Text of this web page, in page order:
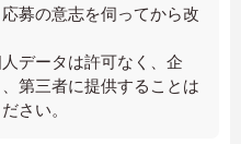
募の意志を伺ってから改
データは許可なく、企
第三者に提供することは
さい。